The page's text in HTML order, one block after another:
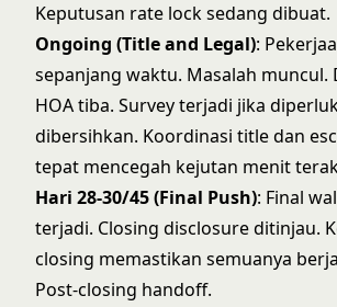
Keputusan rate lock sedang dibuat.
Ongoing (Title and Legal):
sepanjang waktu. Masalah muncul.
HOA tiba. Survey terjadi jika
dibersihkan. Koordinasi title dan
tepat mencegah kejutan menit
Hari 28-30/45 (Final Push): Final
terjadi. Closing disclosure ditinjau.
closing memastikan semuanya
Post-closing handoff.